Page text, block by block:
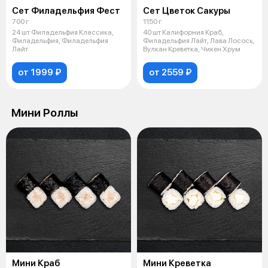
Сет Филадельфия Фест
700 г
24 шт Филадельфия Классика,
Филадельфия, Филадельфия
Лайт
от 1999 ₽
Сет Цветок Сакуры
1150 г
40 шт Калифорния Краб,
Филадельфия Лайт, Лава Лосось,
Вулкан Креветка, Чикен Хрум
от 2559 ₽
Мини Роллы
Мини Краб Мини Креветка